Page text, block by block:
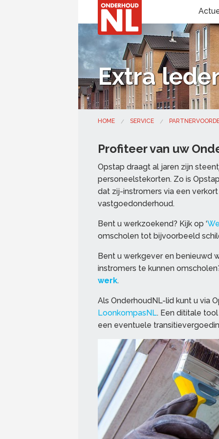
Extra
HOME SERVICE
Profiteer van uw
Opstap draagt al jaren zijn
personeelstekorten. Zo is
dat zij-instromers via een
vastgoedonderhoud.
Bent u werkzoekend? Kijk op ‘
omscholen tot bijvoorbeeld
Bent u werkgever en benieuwd
instromers te kunnen
werk.
Als OnderhoudNL-lid kunt u via
LoonkompasNL. Een dititale
een eventuele